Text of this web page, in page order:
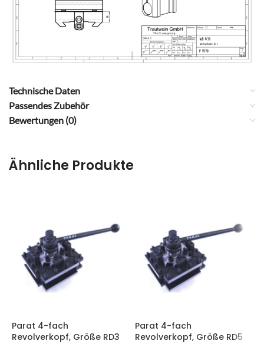
Technische Daten
Passendes Zubehör
Bewertungen (0)
Ähnliche Produkte
Parat 4-fach
Revolverkopf, Größe RD3
Parat 4-fach
Revolverkopf, Größe RD5